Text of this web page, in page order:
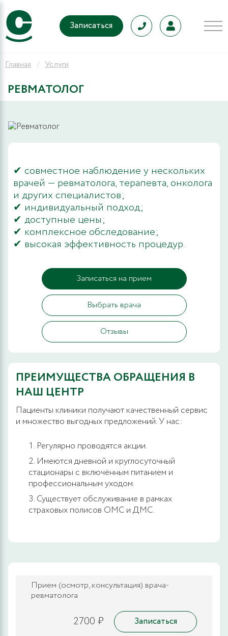
Записаться
Главная Услуги
РЕВМАТОЛОГ
✔ совместное наблюдение у нескольких
врачей — ревматолога, терапевта, онколога
и других специалистов;
✔ индивидуальный подход;
✔ доступные цены;
✔ комплексное обследование;
✔ высокая эффективность процедур.
Записаться на прием
Выбрать врача
Отзывы
ПРЕИМУЩЕСТВА ОБРАЩЕНИЯ В
НАШ ЦЕНТР
Пациенты клиники получают качественный сервис
и множество выгодных предложений. У нас:
Регулярно проводятся акции.
Имеются дневной и круглосуточный
стационары с включённым питанием и
профессиональным уходом.
Существует обслуживание в рамках
страховых полисов ОМС и ДМС.
Прием (осмотр, консультация) врача-
ревматолога
2700 ₽ Записаться